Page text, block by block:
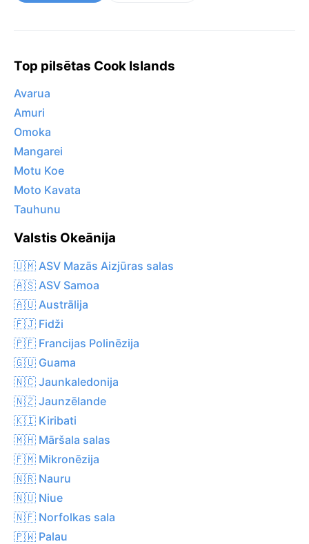
Top pilsētas Cook Islands
Avarua
Amuri
Omoka
Mangarei
Motu Koe
Moto Kavata
Tauhunu
Valstis Okeānija
🇺🇲 ASV Mazās Aizjūras salas
🇦🇸 ASV Samoa
🇦🇺 Austrālija
🇫🇯 Fidži
🇵🇫 Francijas Polinēzija
🇬🇺 Guama
🇳🇨 Jaunkaledonija
🇳🇿 Jaunzēlande
🇰🇮 Kiribati
🇲🇭 Māršala salas
🇫🇲 Mikronēzija
🇳🇷 Nauru
🇳🇺 Niue
🇳🇫 Norfolkas sala
🇵🇼 Palau